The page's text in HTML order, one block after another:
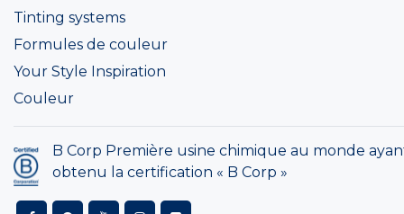
Tinting systems
Formules de couleur
Your Style Inspiration
Couleur
B Corp Première usine chimique au monde
obtenu la certification « B Corp »